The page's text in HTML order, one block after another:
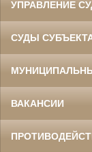
УПРАВЛЕНИЕ
СУДЫ
ВАКАНСИИ